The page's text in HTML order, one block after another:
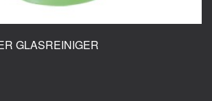
GLASREINIGER